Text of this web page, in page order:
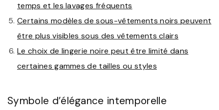
temps et les lavages fréquents
Certains modèles de sous-vêtements noirs peuvent
être plus visibles sous des vêtements clairs
Le choix de lingerie noire peut être limité dans
certaines gammes de tailles ou styles
Symbole d’élégance intemporelle